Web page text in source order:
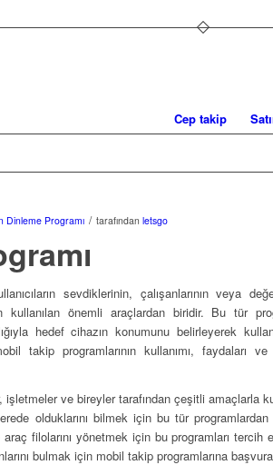
Cep takip
Dinleme Programı / tarafından letsgo
sevdiklerinin, çalışanlarının veya
önemli araçlardan biridir. Bu tür
hedef cihazın konumunu belirleyerek
takip programlarının kullanımı, faydaları
ve bireyler tarafından çeşitli amaçlarla
olduklarını bilmek için bu tür programlardan
filolarını yönetmek için bu programları tercih
bulmak için mobil takip programlarına